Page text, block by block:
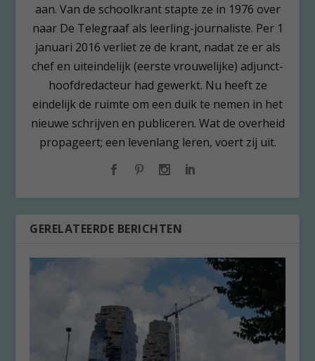
aan. Van de schoolkrant stapte ze in 1976 over
naar De Telegraaf als leerling-journaliste. Per 1
januari 2016 verliet ze de krant, nadat ze er als
chef en uiteindelijk (eerste vrouwelijke) adjunct-
hoofdredacteur had gewerkt. Nu heeft ze
eindelijk de ruimte om een duik te nemen in het
nieuwe schrijven en publiceren. Wat de overheid
propageert; een levenlang leren, voert zij uit.
GERELATEERDE BERICHTEN